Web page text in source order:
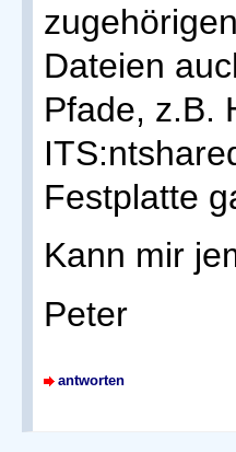
Dateien
Pfade, z.B.
Festplatte
Kann mir
Peter
antworten